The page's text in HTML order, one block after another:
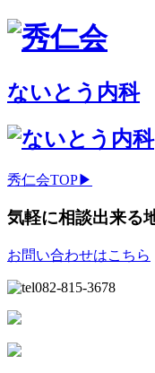
ないとう内科
秀仁会TOP▶
気軽に相談出来る
お問い合わせはこちら
082-815-3678